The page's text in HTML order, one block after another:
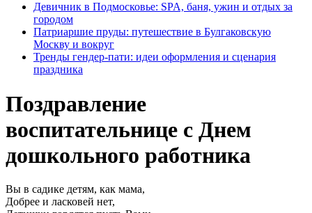
Девичник в Подмосковье: SPA, баня, ужин и отдых за
городом
Патриаршие пруды: путешествие в Булгаковскую
Москву и вокруг
Тренды гендер-пати: идеи оформления и сценария
праздника
Поздравление
воспитательнице с Днем
дошкольного работника
Вы в садике детям, как мама,
Добрее и ласковей нет,